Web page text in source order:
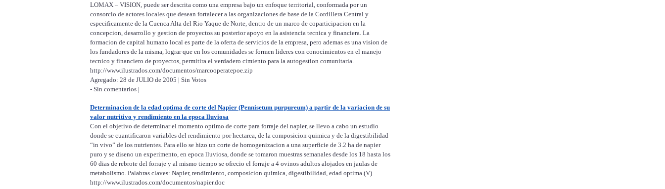
LOMAX – VISION, puede ser descrita como una empresa bajo un enfoque territorial, conformada por un
consorcio de actores locales que desean fortalecer a las organizaciones de base de la Cordillera Central y
especificamente de la Cuenca Alta del Rio Yaque de Norte, dentro de un marco de coparticipacion en la
concepcion, desarrollo y gestion de proyectos su posterior apoyo en la asistencia tecnica y financiera. La
formacion de capital humano local es parte de la oferta de servicios de la empresa, pero ademas es una vision de
los fundadores de la misma, lograr que en los comunidades se formen lideres con conocimientos en el manejo
tecnico y financiero de proyectos, permitira el verdadero cimiento para la autogestion comunitaria.
http://www.ilustrados.com/documentos/marcooperatepoe.zip
Agregado: 28 de JULIO de 2005 | Sin Votos
- Sin comentarios |
Determinacion de la edad optima de corte del Napier (Pennisetum purpureum) a partir de la variacion de su
valor nutritivo y rendimiento en la epoca lluviosa
Con el objetivo de determinar el momento optimo de corte para forraje del napier, se llevo a cabo un estudio
donde se cuantificaron variables del rendimiento por hectarea, de la composicion quimica y de la digestibilidad
“in vivo” de los nutrientes. Para ello se hizo un corte de homogenizacion a una superficie de 3.2 ha de napier
puro y se diseno un experimento, en epoca lluviosa, donde se tomaron muestras semanales desde los 18 hasta los
60 dias de rebrote del forraje y al mismo tiempo se ofrecio el forraje a 4 ovinos adultos alojados en jaulas de
metabolismo. Palabras claves: Napier, rendimiento, composicion quimica, digestibilidad, edad optima.(V)
http://www.ilustrados.com/documentos/napier.doc